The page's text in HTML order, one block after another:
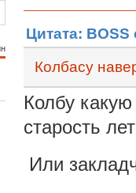
Цитата: BOSS
Колбасу
Колбу
старость
Или